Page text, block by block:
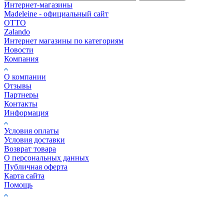
Интернет-магазины
Madeleine - официальный сайт
OTTO
Zalando
Интернет магазины по категориям
Новости
Компания
О компании
Отзывы
Партнеры
Контакты
Информация
Условия оплаты
Условия доставки
Возврат товара
О персональных данных
Публичная оферта
Карта сайта
Помощь